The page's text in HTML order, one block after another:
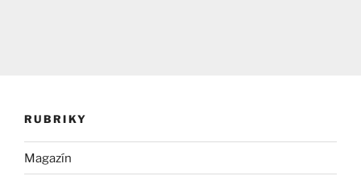
RUBRIKY
Magazín